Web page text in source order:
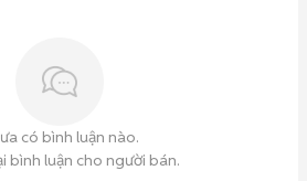
có bình luận nào.
bình luận cho người bán.